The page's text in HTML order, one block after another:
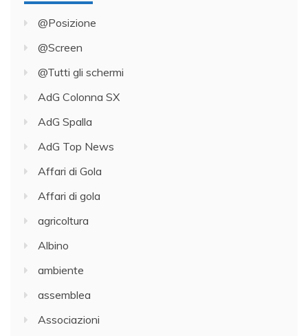
@Posizione
@Screen
@Tutti gli schermi
AdG Colonna SX
AdG Spalla
AdG Top News
Affari di Gola
Affari di gola
agricoltura
Albino
ambiente
assemblea
Associazioni